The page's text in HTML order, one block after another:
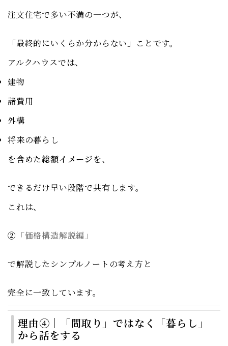
注文住宅で多い不満の一つが、
「最終的にいくらか分からない」ことです。
アルクハウスでは、
建物
諸費用
外構
将来の暮らし
を含めた総額イメージを、
できるだけ早い段階で共有します。
これは、
② 「価格構造解説編」
で解説したシンプルノートの考え方と
完全に一致しています。
理由④｜「間取り」ではなく「暮らし」
から話をする